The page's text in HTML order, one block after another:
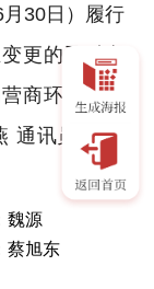
30日）履行
更的及时办
商环境和公
通讯员 王雪
魏源
蔡旭东